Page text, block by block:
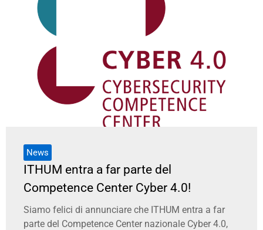
News
ITHUM entra a far parte del
Competence Center Cyber 4.0!
Siamo felici di annunciare che ITHUM entra a far
parte del Competence Center nazionale Cyber 4.0,